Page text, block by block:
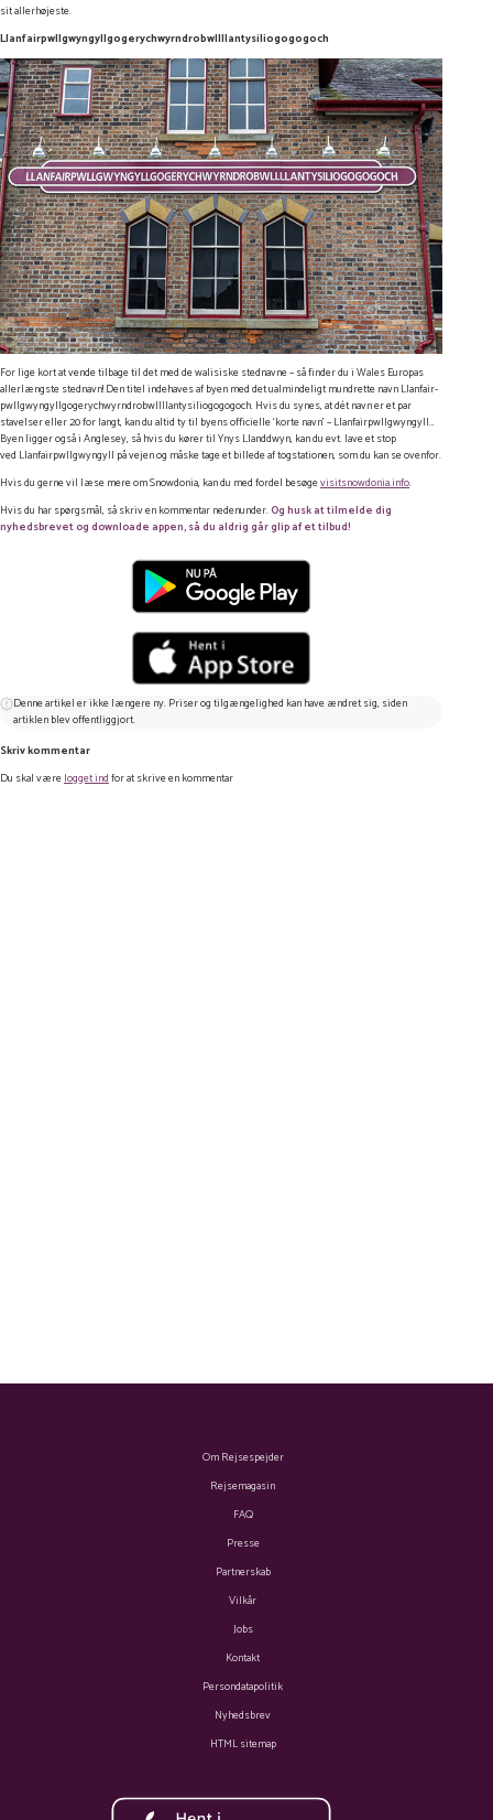
sit allerhøjeste.
Llanfair­pwllgwyngyll­gogery­chwyrn­drobwll­llan­tysilio­gogo­goch
For lige kort at vende tilbage til det med de walisiske stednavne – så finder du i Wales Europas
allerlængste stednavn! Den titel indehaves af byen med det ualmindeligt mundrette navn Llanfair­
pwllgwyngyll­gogery­chwyrn­drobwll­llan­tysilio­gogo­goch. Hvis du synes, at dét navn er et par
stavelser eller 20 for langt, kan du altid ty til byens officielle ‘korte navn’ – Llanfairpwllgwyngyll…
Byen ligger også i Anglesey, så hvis du kører til Ynys Llanddwyn, kan du evt. lave et stop
ved Llanfairpwllgwyngyll på vejen og måske tage et billede af togstationen, som du kan se ovenfor.
Hvis du gerne vil læse mere om Snowdonia, kan du med fordel besøgevisitsnowdonia.info.
Hvis du har spørgsmål, så skriv en kommentar nedenunder.Og husk at tilmelde dig
nyhedsbrevet og downloade appen, så du aldrig går glip af et tilbud!
Denne artikel er ikke længere ny. Priser og tilgængelighed kan have ændret sig, siden
artiklen blev offentliggjort.
Skriv kommentar
Du skal værelogget indfor at skrive en kommentar
Om Rejsespejder
Rejsemagasin
FAQ
Presse
Partnerskab
Vilkår
Jobs
Kontakt
Persondatapolitik
Nyhedsbrev
HTML sitemap